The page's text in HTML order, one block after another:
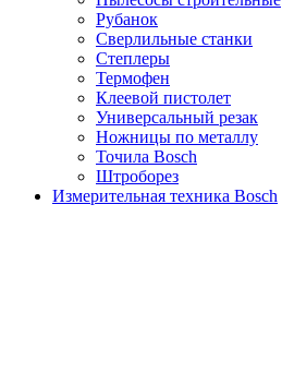
Рубанок
Сверлильные станки
Степлеры
Термофен
Клеевой пистолет
Универсальный резак
Ножницы по металлу
Точила Bosch
Штроборез
Измерительная техника Bosch